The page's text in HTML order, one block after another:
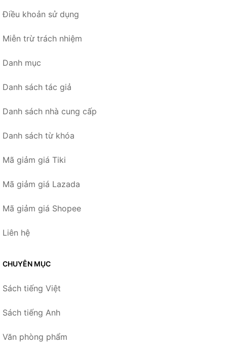
Điều khoản sử dụng
Miễn trừ trách nhiệm
Danh mục
Danh sách tác giả
Danh sách nhà cung cấp
Danh sách từ khóa
Mã giảm giá Tiki
Mã giảm giá Lazada
Mã giảm giá Shopee
Liên hệ
CHUYÊN MỤC
Sách tiếng Việt
Sách tiếng Anh
Văn phòng phẩm